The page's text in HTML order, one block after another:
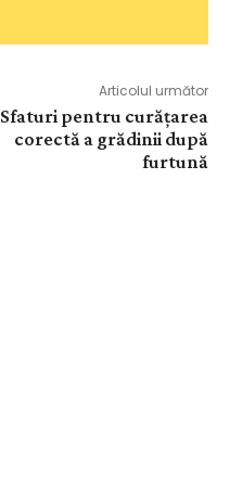
Articolul următor
Sfaturi pentru curățarea
corectă a grădinii după
furtună